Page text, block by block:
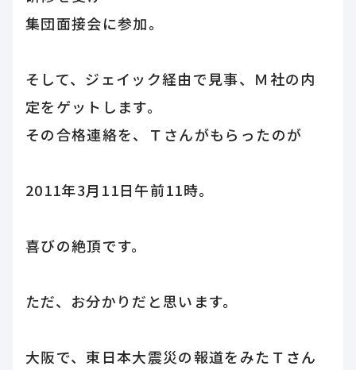
集団面接会に参加。
そして、ジェイック経由で見事、Ｍ社の内
定をゲットします。
その合格連絡を、Ｔさんがもらったのが
2011年3月11日午前11時。
喜びの絶頂です。
ただ、お分かりだと思います。
大阪で、東日本大震災の報道をみたＴさん